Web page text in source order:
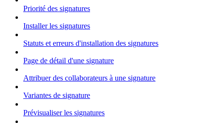
Priorité des signatures
Installer les signatures
Statuts et erreurs d'installation des signatures
Page de détail d'une signature
Attribuer des collaborateurs à une signature
Variantes de signature
Prévisualiser les signatures